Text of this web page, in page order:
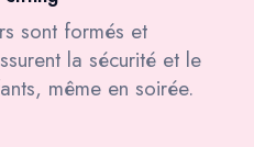
sont formés et
la sécurité et le
même en soirée.